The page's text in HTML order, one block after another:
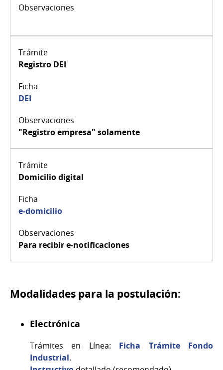
Registro DEI
DEI
"Registro empresa" solamente
Domicilio digital
e-domicilio
Para recibir e-notificaciones
Modalidades para la postulación:
Electrónica
Trámites en Línea: Ficha Trámite Fondo
Industrial.